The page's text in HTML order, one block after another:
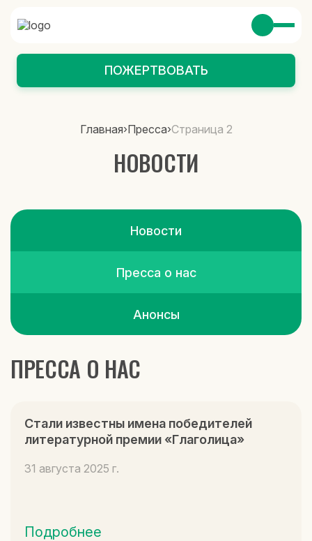
ПОЖЕРТВОВАТЬ
Главная›Пресса›Страница 2
НОВОСТИ
Новости
Пресса о нас
Анонсы
ПРЕССА О НАС
Стали известны имена победителей
литературной премии «Глаголица»
31 августа 2025 г.
Подробнее